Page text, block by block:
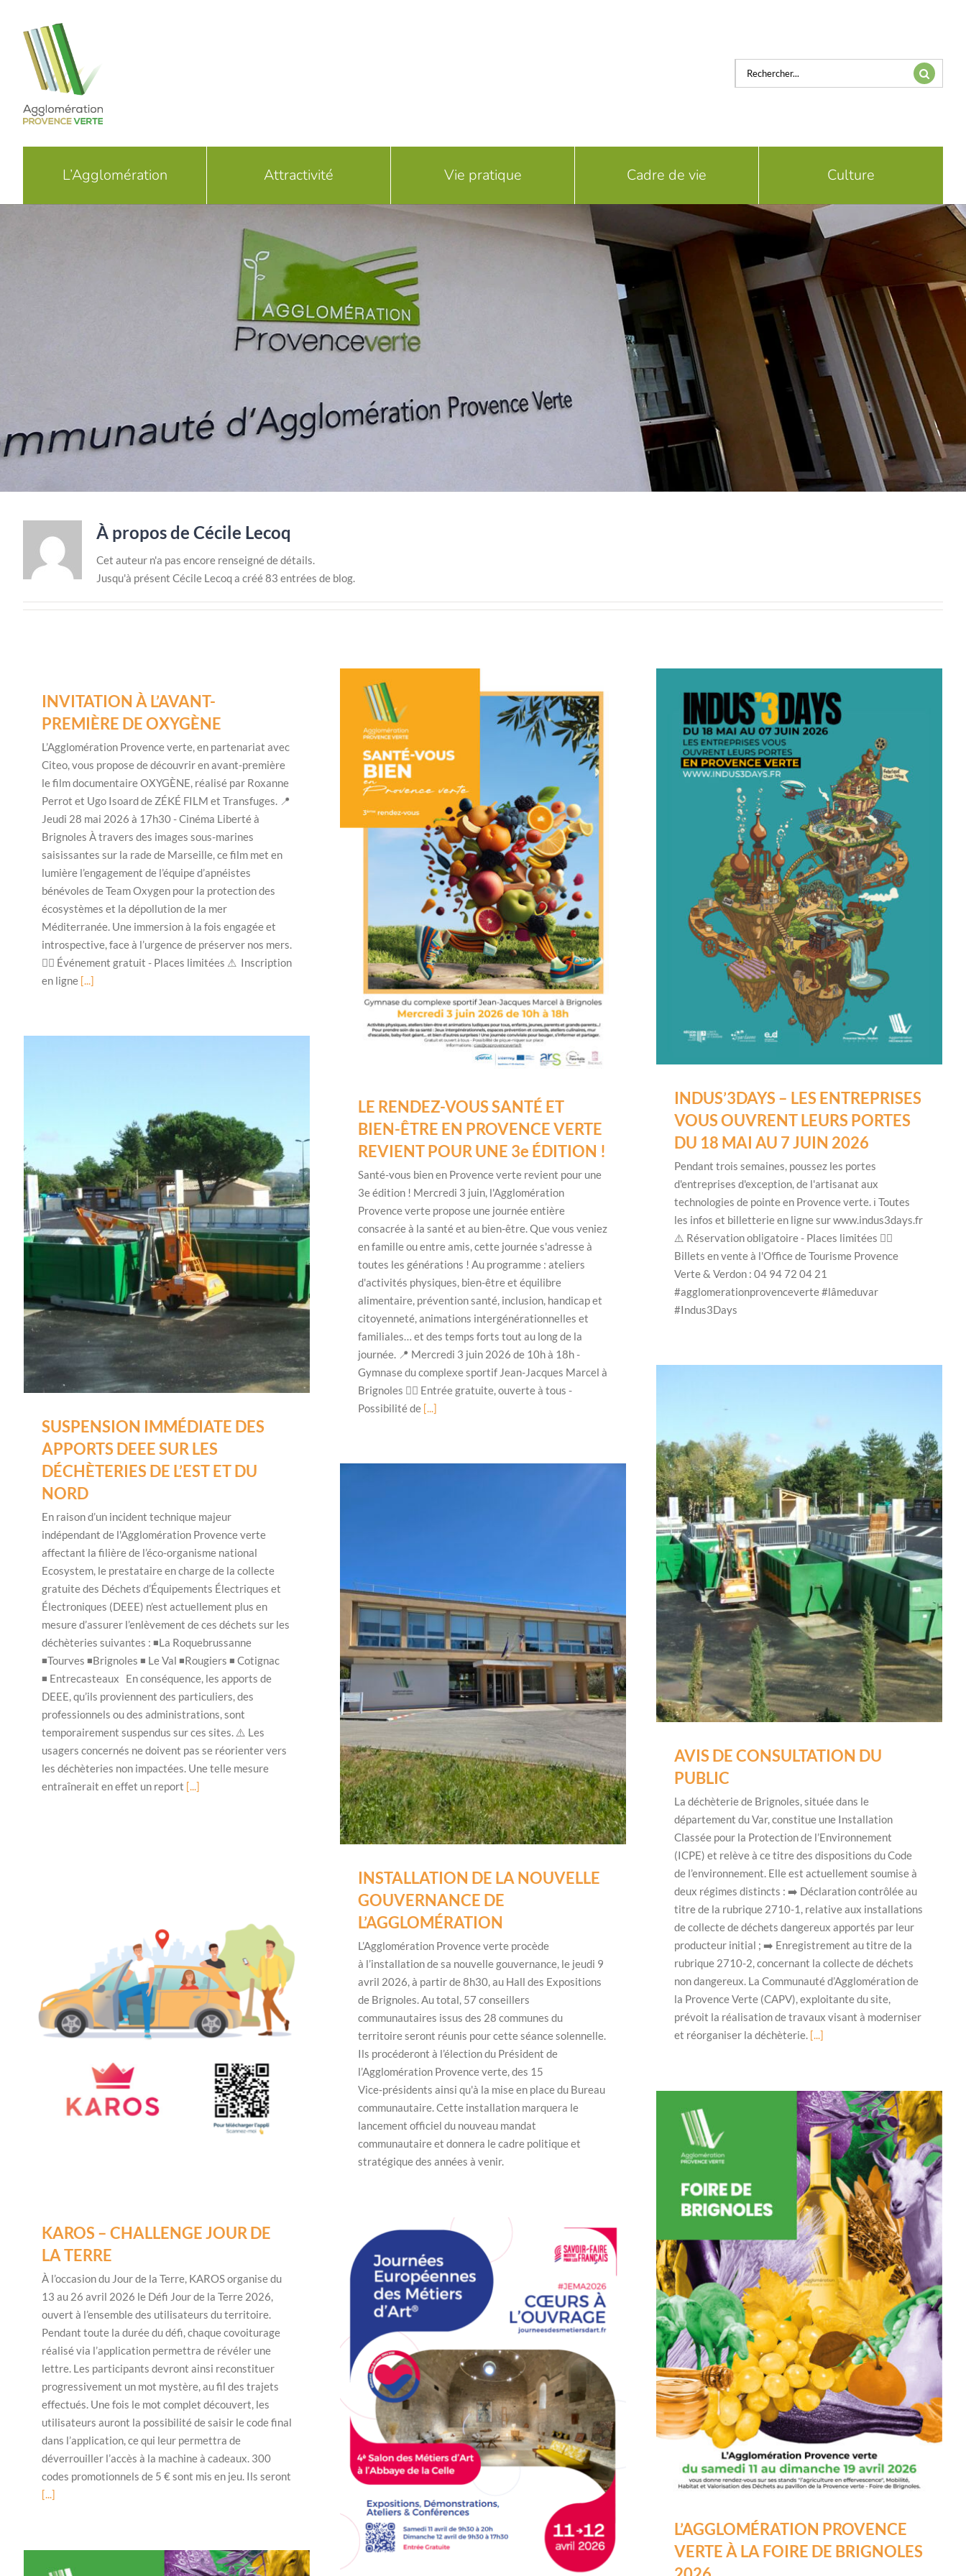
contenu
Rechercher:
L’Agglomération Attractivité Vie pratique Cadre de vie Culture
À propos de Cécile Lecoq
Cet auteur n'a pas encore renseigné de détails.
Jusqu'à présent Cécile Lecoq a créé 83 entrées de blog.
INVITATION À L’AVANT-
PREMIÈRE DE OXYGÈNE
L’Agglomération Provence verte, en partenariat avec
Citeo, vous propose de découvrir en avant-première
le film documentaire OXYGÈNE, réalisé par Roxanne
Perrot et Ugo Isoard de ZÉKÉ FILM et Transfuges. 📍
Jeudi 28 mai 2026 à 17h30 - Cinéma Liberté à
Brignoles À travers des images sous-marines
saisissantes sur la rade de Marseille, ce film met en
lumière l’engagement de l’équipe d’apnéistes
bénévoles de Team Oxygen pour la protection des
écosystèmes et la dépollution de la mer
Méditerranée. Une immersion à la fois engagée et
introspective, face à l’urgence de préserver nos mers.
👉🏻 Événement gratuit - Places limitées ⚠ Inscription
en ligne [...]
LE RENDEZ-VOUS SANTÉ ET
BIEN-ÊTRE EN PROVENCE VERTE
REVIENT POUR UNE 3e ÉDITION !
Santé-vous bien en Provence verte revient pour une
3e édition ! Mercredi 3 juin, l'Agglomération
Provence verte propose une journée entière
consacrée à la santé et au bien-être. Que vous veniez
en famille ou entre amis, cette journée s'adresse à
toutes les générations ! Au programme : ateliers
d'activités physiques, bien-être et équilibre
alimentaire, prévention santé, inclusion, handicap et
citoyenneté, animations intergénérationnelles et
familiales… et des temps forts tout au long de la
journée. 📍 Mercredi 3 juin 2026 de 10h à 18h -
Gymnase du complexe sportif Jean-Jacques Marcel à
Brignoles 👉🏻 Entrée gratuite, ouverte à tous -
Possibilité de [...]
INDUS’3DAYS – LES ENTREPRISES
VOUS OUVRENT LEURS PORTES
DU 18 MAI AU 7 JUIN 2026
Pendant trois semaines, poussez les portes
d'entreprises d'exception, de l'artisanat aux
technologies de pointe en Provence verte. ℹ️ Toutes
les infos et billetterie en ligne sur www.indus3days.fr
⚠️ Réservation obligatoire - Places limitées 👉🏻
Billets en vente à l'Office de Tourisme Provence
Verte & Verdon : 04 94 72 04 21
#agglomerationprovenceverte #lâmeduvar
#Indus3Days
SUSPENSION IMMÉDIATE DES
APPORTS DEEE SUR LES
DÉCHÈTERIES DE L’EST ET DU
NORD
En raison d’un incident technique majeur
indépendant de l'Agglomération Provence verte
affectant la filière de l’éco-organisme national
Ecosystem, le prestataire en charge de la collecte
gratuite des Déchets d’Équipements Électriques et
Électroniques (DEEE) n’est actuellement plus en
mesure d’assurer l’enlèvement de ces déchets sur les
déchèteries suivantes : ◾La Roquebrussanne
◾Tourves ◾Brignoles ◾ Le Val ◾Rougiers ◾ Cotignac
◾ Entrecasteaux En conséquence, les apports de
DEEE, qu’ils proviennent des particuliers, des
professionnels ou des administrations, sont
temporairement suspendus sur ces sites. ⚠️ Les
usagers concernés ne doivent pas se réorienter vers
les déchèteries non impactées. Une telle mesure
entraînerait en effet un report [...]
AVIS DE CONSULTATION DU
PUBLIC
La déchèterie de Brignoles, située dans le
département du Var, constitue une Installation
Classée pour la Protection de l’Environnement
(ICPE) et relève à ce titre des dispositions du Code
de l’environnement. Elle est actuellement soumise à
deux régimes distincts : ➡️ Déclaration contrôlée au
titre de la rubrique 2710-1, relative aux installations
de collecte de déchets dangereux apportés par leur
producteur initial ; ➡️ Enregistrement au titre de la
rubrique 2710-2, concernant la collecte de déchets
non dangereux. La Communauté d’Agglomération de
la Provence Verte (CAPV), exploitante du site,
prévoit la réalisation de travaux visant à moderniser
et réorganiser la déchèterie. [...]
INSTALLATION DE LA NOUVELLE
GOUVERNANCE DE
L’AGGLOMÉRATION
L’Agglomération Provence verte procède
à l’installation de sa nouvelle gouvernance, le jeudi 9
avril 2026, à partir de 8h30, au Hall des Expositions
de Brignoles. Au total, 57 conseillers
communautaires issus des 28 communes du
territoire seront réunis pour cette séance solennelle.
Ils procéderont à l’élection du Président de
l’Agglomération Provence verte, des 15
Vice‑présidents ainsi qu'à la mise en place du Bureau
communautaire. Cette installation marquera le
lancement officiel du nouveau mandat
communautaire et donnera le cadre politique et
stratégique des années à venir.
KAROS – CHALLENGE JOUR DE
LA TERRE
À l’occasion du Jour de la Terre, KAROS organise du
13 au 26 avril 2026 le Défi Jour de la Terre 2026,
ouvert à l’ensemble des utilisateurs du territoire.
Pendant toute la durée du défi, chaque covoiturage
réalisé via l’application permettra de révéler une
lettre. Les participants devront ainsi reconstituer
progressivement un mot mystère, au fil des trajets
effectués. Une fois le mot complet découvert, les
utilisateurs auront la possibilité de saisir le code final
dans l’application, ce qui leur permettra de
déverrouiller l’accès à la machine à cadeaux. 300
codes promotionnels de 5 € sont mis en jeu. Ils seront
[...]
L’AGGLOMÉRATION PROVENCE
VERTE À LA FOIRE DE BRIGNOLES